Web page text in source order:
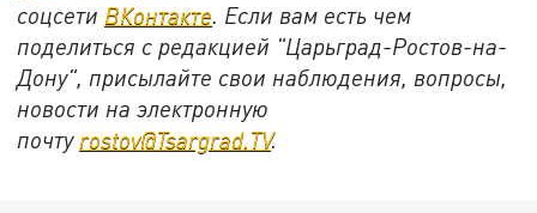
соцсети ВКонтакте. Если вам есть чем
поделиться с редакцией "Царьград-Ростов-на-
Дону", присылайте свои наблюдения, вопросы,
новости на электронную
почту rostov@Tsargrad.ТV.